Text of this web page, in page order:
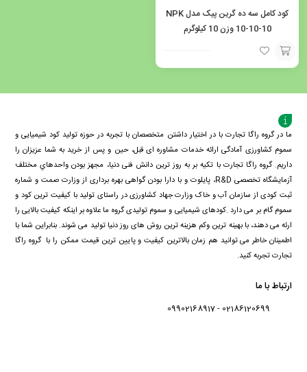
کود کامل سه ده گرین پیک مدل NPK
10-10-10 وزن 10 کیلوگرم
افزودن
به
سبد
ما در گروه راگا تجارت با در اختیار داشتن متخصصان با تجربه در حوزه تولید کود شیمیایی و
سموم کشاورزی آمادگی ارائه خدمات مشاوره ای قبل، حین و پس از خرید به شما عزیزان را
داریم. گروه راگا تجارت با تكيه بر به روز ترین دانش فنی دنيا، مجهز بودن واحدهاي مختلف
آزمايشگاه تخصصی R&D، پايلوت و با دارا بودن گواهی بهره برداری از وزارت صمت و شماره
ثبت کودی از سازمان آب و خاک وزارت جهاد کشاورزی در راستای تولید با کیفیت ترین کود و
سموم گام بر می دارد .کودهای شیمیایی و سموم تولیدی گروه ما علاوه بر اینکه کیفیت بالایی را
ارئه می دهند، با بهینه ترین وکم هزینه ترین روش های روز دنیا تولید می شوند. بنابراین شما با
اطمینان خاطر می توانید هم زمان بالاترین کیفیت و پایین ترین قیمت ممکن را با گروه راگا
تجارت تجربه کنید.
ارتباط با ما
02186120699 - 09902168917